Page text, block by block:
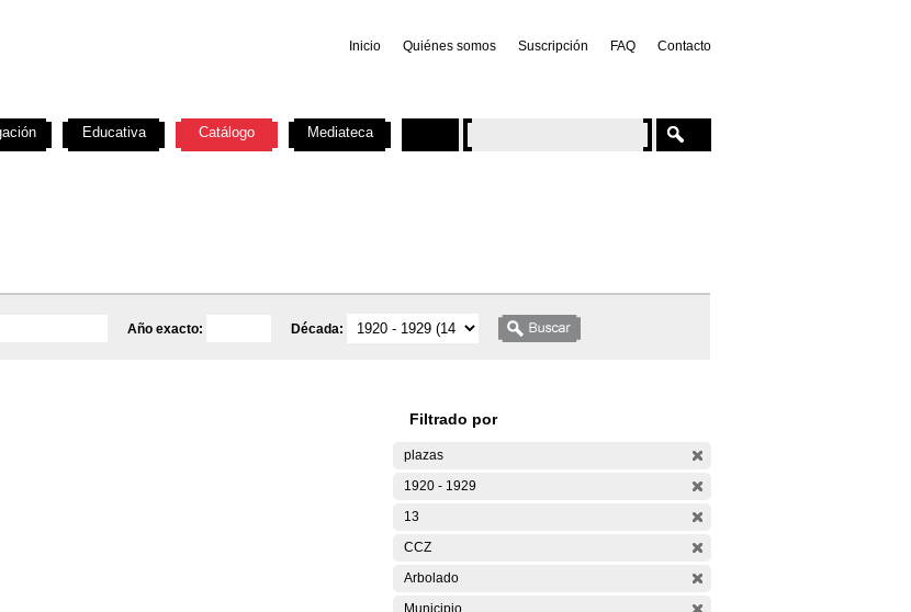
Inicio Quiénes somos Suscripción FAQ Contacto
Año exacto: Década:
Filtrado por
plazas
1920 - 1929
13
CCZ
Arbolado
Municipio
Educativa Catálogo Mediateca